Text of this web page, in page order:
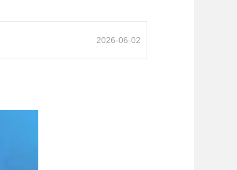
2026-06-02